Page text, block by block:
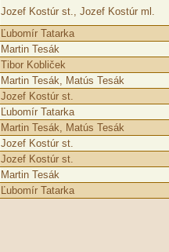
Jozef Kostúr st., Jozef Kostúr ml.
Ľubomír Tatarka
Martin Tesák
Tibor Kobliček
Martin Tesák, Matús Tesák
Jozef Kostúr st.
Ľubomír Tatarka
Martin Tesák, Matús Tesák
Jozef Kostúr st.
Jozef Kostúr st.
Martin Tesák
Ľubomír Tatarka